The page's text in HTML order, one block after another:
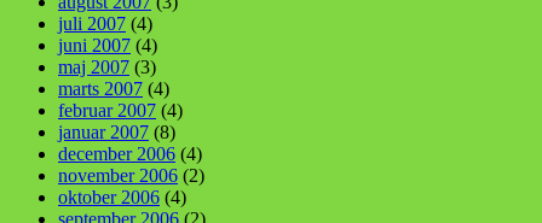
juli 2007 (4)
juni 2007 (4)
maj 2007 (3)
marts 2007 (4)
februar 2007 (4)
januar 2007 (8)
december 2006 (4)
november 2006 (2)
oktober 2006 (4)